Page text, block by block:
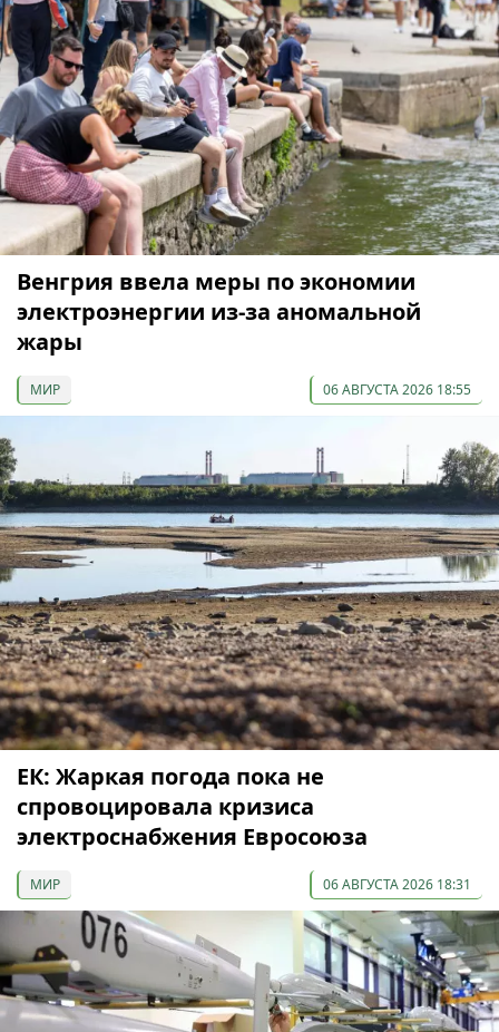
Венгрия ввела меры по экономии
электроэнергии из-за аномальной
жары
МИР 06 АВГУСТА 2026 18:55
ЕК: Жаркая погода пока не
спровоцировала кризиса
электроснабжения Евросоюза
МИР 06 АВГУСТА 2026 18:31